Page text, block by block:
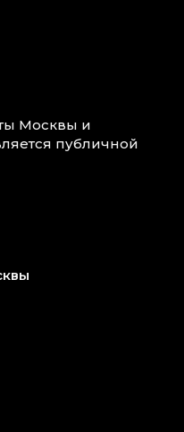
Москвы и
публичной